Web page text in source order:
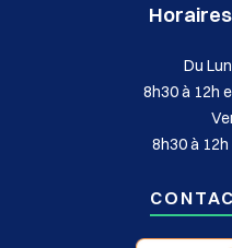
Du
8h30 à 12h
8h30 à